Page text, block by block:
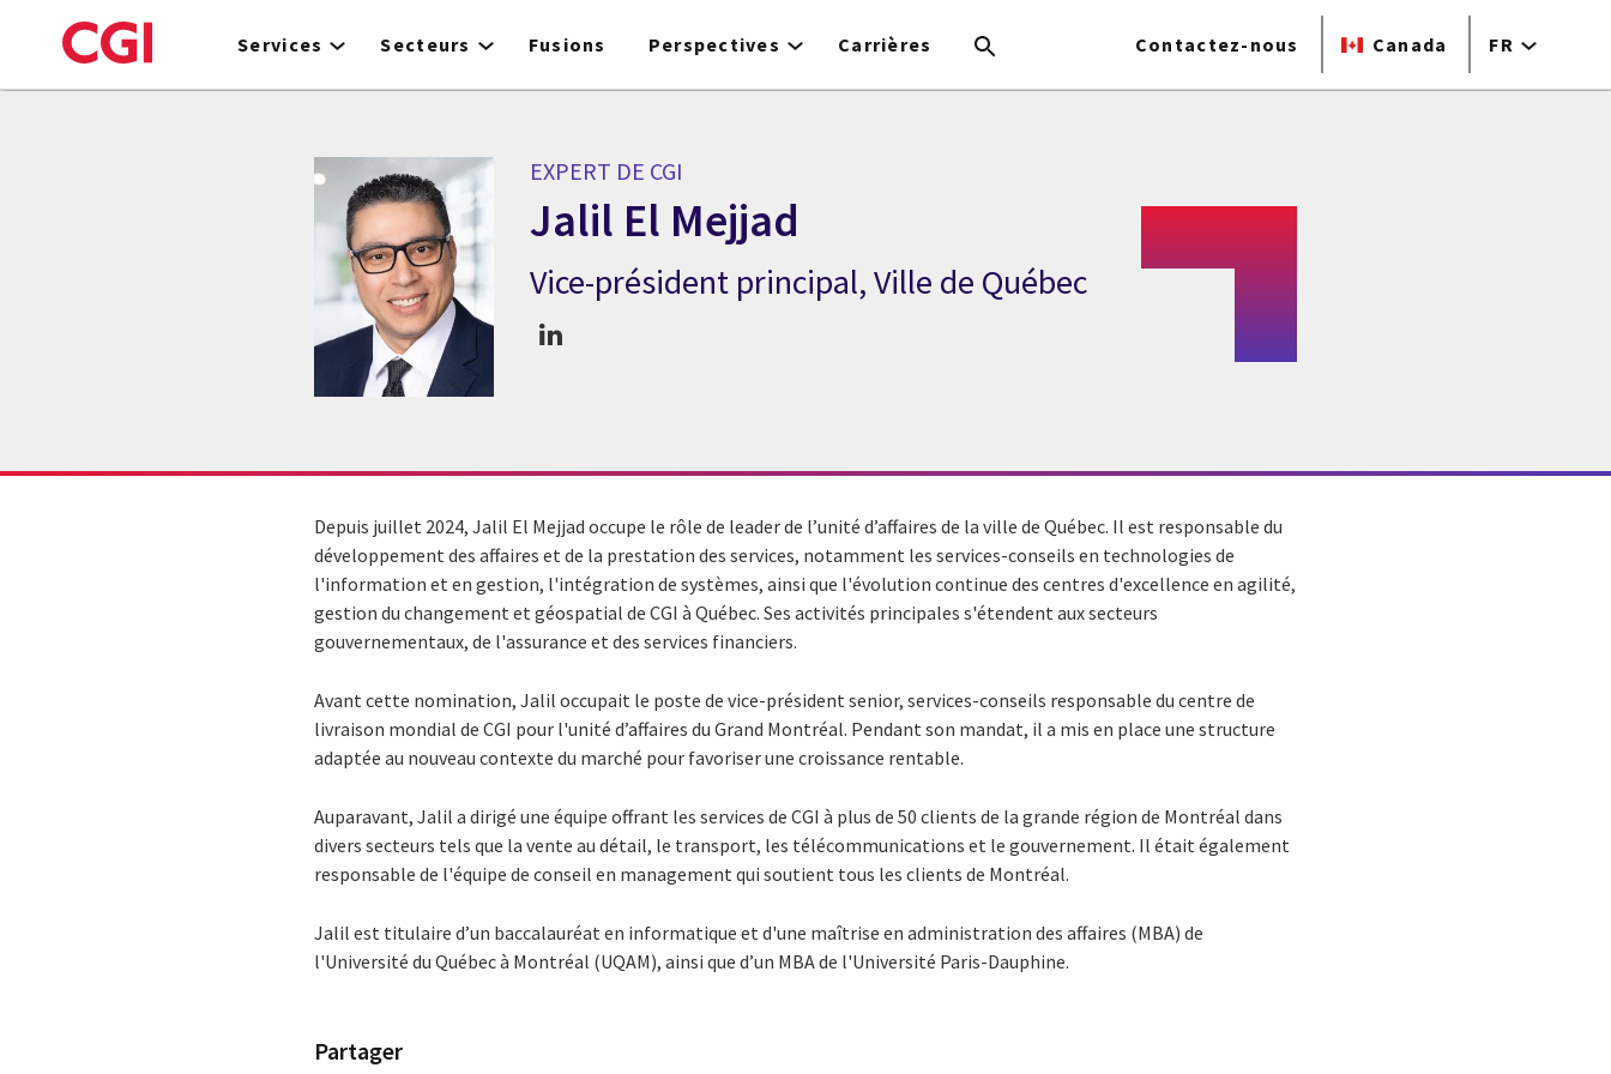
to
Services Secteurs Fusions Perspectives Carrières Contactez-nous Canada FR
EXPERT DE CGI
Jalil El Mejjad
Expert de CGI Jalil El Mejjad
Vice-président principal, Ville de Québec
Depuis juillet 2024, Jalil El Mejjad occupe le rôle de leader de l’unité d’affaires de la ville de Québec. Il est responsable du
développement des affaires et de la prestation des services, notamment les services-conseils en technologies de
l'information et en gestion, l'intégration de systèmes, ainsi que l'évolution continue des centres d'excellence en agilité,
gestion du changement et géospatial de CGI à Québec. Ses activités principales s'étendent aux secteurs
gouvernementaux, de l'assurance et des services financiers.
Avant cette nomination, Jalil occupait le poste de vice-président senior, services-conseils responsable du centre de
livraison mondial de CGI pour l'unité d’affaires du Grand Montréal. Pendant son mandat, il a mis en place une structure
adaptée au nouveau contexte du marché pour favoriser une croissance rentable.
Auparavant, Jalil a dirigé une équipe offrant les services de CGI à plus de 50 clients de la grande région de Montréal dans
divers secteurs tels que la vente au détail, le transport, les télécommunications et le gouvernement. Il était également
responsable de l'équipe de conseil en management qui soutient tous les clients de Montréal.
Jalil est titulaire d’un baccalauréat en informatique et d'une maîtrise en administration des affaires (MBA) de
l'Université du Québec à Montréal (UQAM), ainsi que d’un MBA de l'Université Paris-Dauphine.
Partager